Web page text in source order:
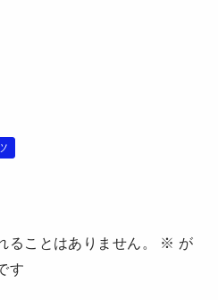
ることはありません。 ※ が
す